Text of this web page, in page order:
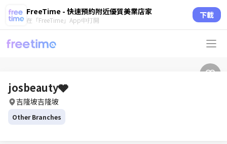
FreeTime - 快速預約附近優質美業店家
在「FreeTime」App中打開 下載
josbeauty🩶
吉隆坡吉隆坡
Other Branches